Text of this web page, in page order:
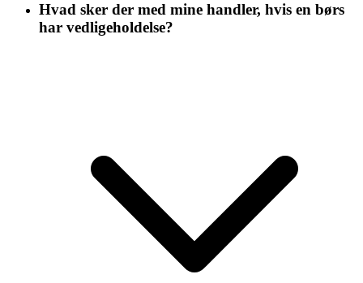
Hvad sker der med mine handler, hvis en børs
har vedligeholdelse?